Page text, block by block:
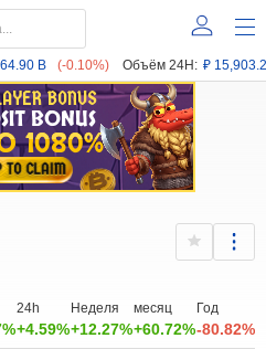
B (-0.10%) Объём 24H: ₽
24h
+4.59%
Неделя
+12.27%
месяц
+60.72%
Год
-80.82%